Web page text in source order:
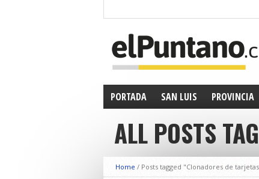
PORTADA SAN LUIS PROVINCIA
ALL POSTS
Home / Posts tagged "Clonadores de